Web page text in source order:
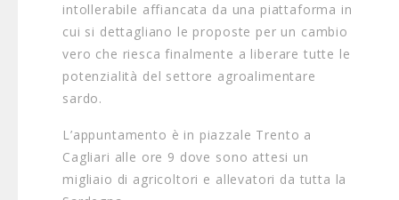
intollerabile affiancata da una piattaforma in
cui si dettagliano le proposte per un cambio
vero che riesca finalmente a liberare tutte le
potenzialità del settore agroalimentare
sardo.
L’appuntamento è in piazzale Trento a
Cagliari alle ore 9 dove sono attesi un
migliaio di agricoltori e allevatori da tutta la